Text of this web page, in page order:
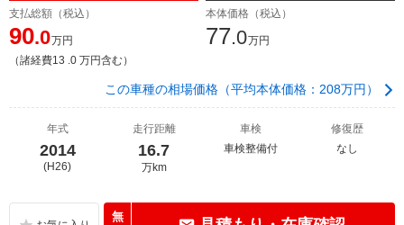
支払総額（税込）
90.0万円
（諸経費13 .0 万円含む）
本体価格（税込）
77.0万円
この車種の相場価格（平均本体価格：208万円）
年式
2014
(H26)
走行距離
16.7
万km
車検
車検整備付
修復歴
なし
無